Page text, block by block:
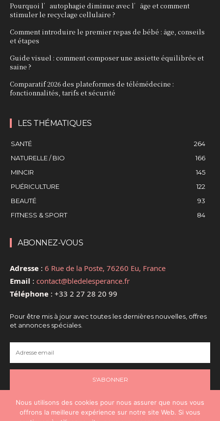
Pourquoi l’autophagie diminue avec l’âge et comment
stimuler le recyclage cellulaire ?
Comment introduire le premier repas de bébé : âge, conseils
et étapes
Guide visuel : comment composer une assiette équilibrée et
saine ?
Comparatif 2026 des plateformes de télémédecine :
fonctionnalités, tarifs et sécurité
LES THÉMATIQUES
SANTÉ
264
NATURELLE / BIO
166
MINCIR
145
PUÉRICULTURE
122
BEAUTÉ
93
FITNESS & SPORT
84
ABONNEZ-VOUS
Adresse : 6 Rue de la Poste, 76260 Eu, France
Email : contact@bledelesperance.fr
Téléphone : +33 2 27 28 20 99
Pour être mis à jour avec toutes les dernières nouvelles, offres
et annonces spéciales.
S'ABONNER
Nous utilisons des cookies pour nous assurer que nous vous
offrons la meilleure expérience sur notre site Web. Si vous